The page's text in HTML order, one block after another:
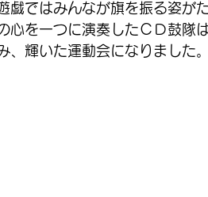
戯ではみんなが旗を振る姿が
心を一つに演奏したＣＤ鼓隊
、輝いた運動会になりました。